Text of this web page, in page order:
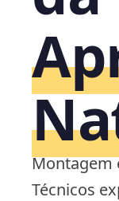
Montagem
Técnicos